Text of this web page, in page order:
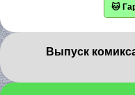
🐱
Выпуск